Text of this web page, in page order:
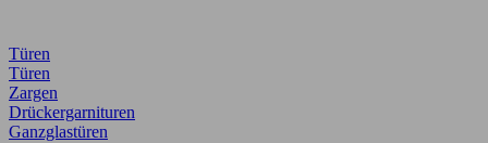
Türen
Türen
Zargen
Drückergarnituren
Ganzglastüren